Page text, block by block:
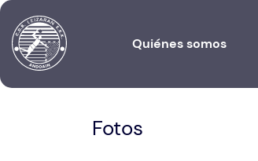
Quiénes somos
Fotos